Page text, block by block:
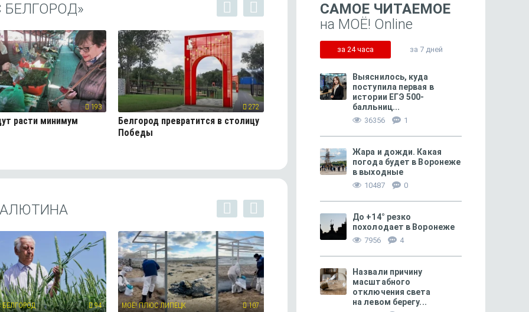
193
расти минимум
272
Белгород превратится в столицу
Победы
Пошло не по маслу — и жизнь
94 МОЁ! ПЛЮС ЛИПЕЦК 107 222
САМОЕ ЧИТАЕМОЕ
на МОЁ! Online
за 24 часа за 7 дней
Выяснилось, куда
поступила первая в
истории ЕГЭ 500-
балльниц...
36356 1
Жара и дожди. Какая
погода будет в Воронеже
в выходные
10487 0
До +14° резко
похолодает в Воронеже
7956 4
Назвали причину
масштабного
отключения света
на левом берегу...